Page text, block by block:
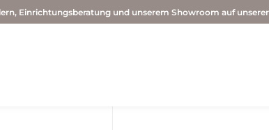
Einrichtungsberatung und unserem Showroom auf